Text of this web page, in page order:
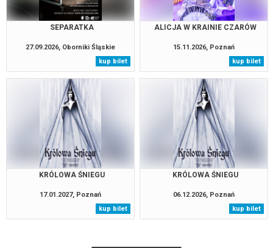
SEPARATKA
27.09.2026, Oborniki Śląskie
kup bilet
ALICJA W KRAINIE CZARÓW
15.11.2026, Poznań
kup bilet
KRÓLOWA ŚNIEGU
17.01.2027, Poznań
kup bilet
KRÓLOWA ŚNIEGU
06.12.2026, Poznań
kup bilet